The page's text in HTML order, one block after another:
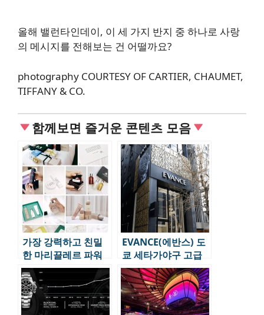
올해 밸런타인데이, 이 세 가지 반지 중 하나로 사랑
의 메시지를 전해보는 건 어떨까요?
photography COURTESY OF CARTIER, CHAUMET,
TIFFANY & CO.
함께보면 즐거운 콘텐츠 모음
가장 강력하고 친밀
한 마리끌레르 파워
트립
EVANCE(에반스) 도
쿄 세타가야구 고급
시계 전문점으로